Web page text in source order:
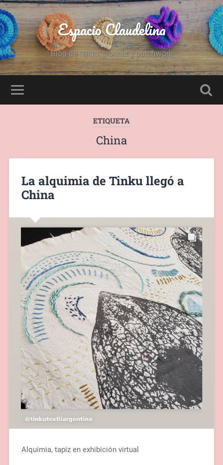
Espacio Claudelina
Blog de tejido, crochet y patchwork
ETIQUETA
China
La alquimia de Tinku llegó a
China
Alquimia, tapiz en exhibición virtual